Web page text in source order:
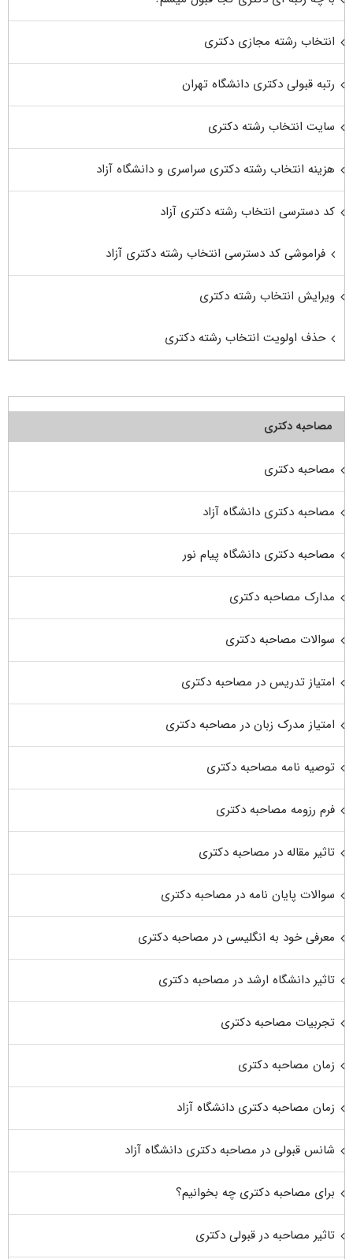
انتخاب رشته مجازی دکتری
رتبه قبولی دکتری دانشگاه تهران
سایت انتخاب رشته دکتری
هزینه انتخاب رشته دکتری سراسری و دانشگاه آزاد
کد دسترسی انتخاب رشته دکتری آزاد
فراموشی کد دسترسی انتخاب رشته دکتری آزاد
ویرایش انتخاب رشته دکتری
حذف اولویت انتخاب رشته دکتری
مصاحبه دکتری
مصاحبه دکتری
مصاحبه دکتری دانشگاه آزاد
مصاحبه دکتری دانشگاه پیام نور
مدارک مصاحبه دکتری
سوالات مصاحبه دکتری
امتیاز تدریس در مصاحبه دکتری
امتیاز مدرک زبان در مصاحبه دکتری
توصیه نامه مصاحبه دکتری
فرم رزومه مصاحبه دکتری
تاثیر مقاله در مصاحبه دکتری
سوالات پایان نامه در مصاحبه دکتری
معرفی خود به انگلیسی در مصاحبه دکتری
تاثیر دانشگاه ارشد در مصاحبه دکتری
تجربیات مصاحبه دکتری
زمان مصاحبه دکتری
زمان مصاحبه دکتری دانشگاه آزاد
شانس قبولی در مصاحبه دکتری دانشگاه آزاد
برای مصاحبه دکتری چه بخوانیم؟
تاثیر مصاحبه در قبولی دکتری